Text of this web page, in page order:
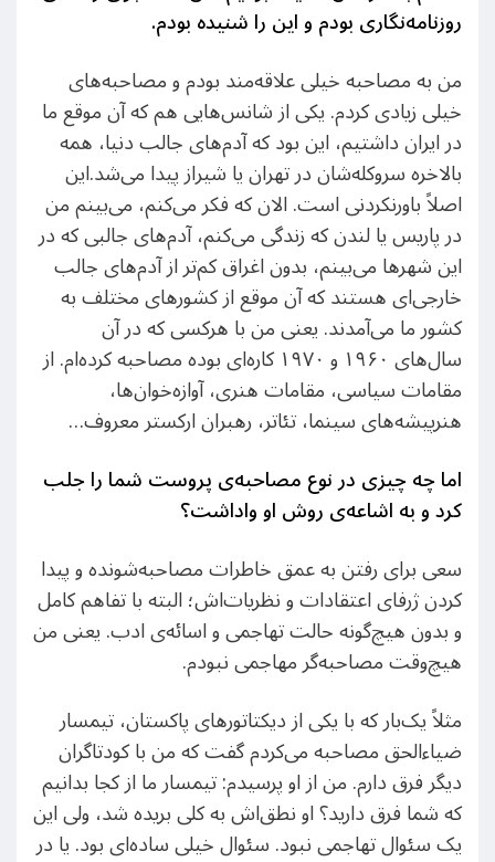
روزنامه‌نگاری بودم و این را شنیده بودم.
من به مصاحبه خیلی علاقه‌مند بودم و مصاحبه‌های
خیلی زیادی کردم. یکی از شانس‌هایی هم که آن موقع ما
در ایران داشتیم، این بود که آدم‌های جالب دنیا، همه
بالاخره سروکله‌شان در تهران یا شیراز پیدا می‌شد.این
اصلاً باورنکردنی است. الان که فکر می‌کنم، می‌بینم من
در پاریس یا لندن که زندگی می‌کنم، آدم‌های جالبی که در
این شهرها می‌بینم، بدون اغراق کم‌تر از آدم‌های جالب
خارجی‌ای هستند که آن موقع از کشورهای مختلف به
کشور ما می‌آمدند. یعنی من با هرکسی که در آن
سال‌های ۱۹۶۰ و ۱۹۷۰ کاره‌ای بوده مصاحبه کرده‌ام. از
مقامات سیاسی، مقامات هنری، آوازه‌خوان‌ها،
هنرپیشه‌های سینما، تئاتر، رهبران ارکستر معروف…
اما چه چیزی در نوع مصاحبه‌ی پروست شما را جلب
کرد و به اشاعه‌ی روش او واداشت؟
سعی برای رفتن به عمق خاطرات مصاحبه‌شونده و پیدا
کردن ژرفای اعتقادات و نظریات‌اش؛ البته با تفاهم کامل
و بدون هیچ‌گونه حالت تهاجمی و اسائه‌ی ادب. یعنی من
هیچ‌وقت مصاحبه‌گر مهاجمی نبودم.
مثلاً یک‌بار که با یکی از دیکتاتورهای پاکستان، تیمسار
ضیاءالحق مصاحبه می‌کردم گفت که من با کودتاگران
دیگر فرق دارم. من از او پرسیدم: تیمسار ما از کجا بدانیم
که شما فرق دارید؟ او نطق‌اش به کلی بریده شد، ولی این
یک سئوال تهاجمی نبود. سئوال خیلی ساده‌ای بود. یا در